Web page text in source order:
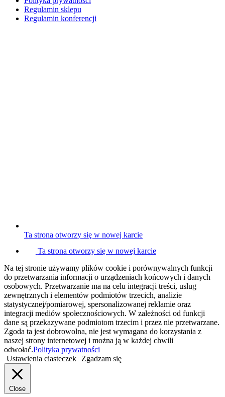
Regulamin sklepu
Regulamin konferencji
Ta strona otworzy się w nowej karcie
Ta strona otworzy się w nowej karcie
Na tej stronie używamy plików cookie i porównywalnych funkcji
do przetwarzania informacji o urządzeniach końcowych i danych
osobowych. Przetwarzanie ma na celu integracji treści, usług
zewnętrznych i elementów podmiotów trzecich, analizie
statystycznej/pomiarowej, spersonalizowanej reklamie oraz
integracji mediów społecznościowych. W zależności od funkcji
dane są przekazywane podmiotom trzecim i przez nie przetwarzane.
Zgoda ta jest dobrowolna, nie jest wymagana do korzystania z
naszej strony internetowej i można ją w każdej chwili
odwołać.Polityka prywatności
Ustawienia ciasteczek
Zgadzam się
Close